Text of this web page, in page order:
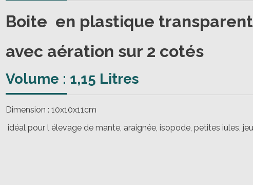
Boite en plastique transparent
avec aération sur 2 cotés
Volume : 1,15 Litres
Dimension : 10x10x11cm
idéal pour l élevage de mante, araignée, isopode, petites iules,